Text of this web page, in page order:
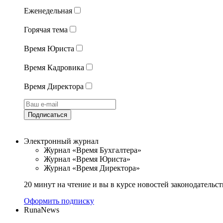
Еженедельная
Горячая тема
Время Юриста
Время Кадровика
Время Директора
Подписаться
Электронный журнал
Журнал «Время Бухгалтера»
Журнал «Время Юриста»
Журнал «Время Директора»
20 минут на чтение и вы в курсе новостей
Оформить подписку
RunaNews